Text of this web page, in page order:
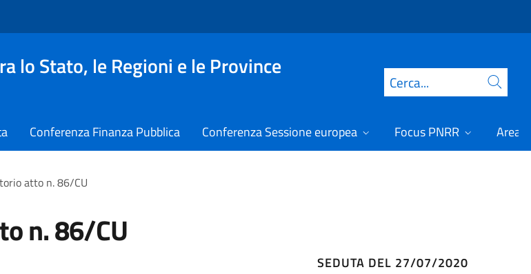
lo Stato, le Regioni e le Province
Cerca
Conferenza Finanza Pubblica Conferenza Sessione europea Focus PNRR Area
atto n. 86/CU
n. 86/CU
SEDUTA DEL 27/07/2020